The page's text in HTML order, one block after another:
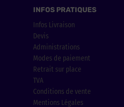
INFOS PRATIQUES
Infos Livraison
Devis
Administrations
Modes de paiement
Retrait sur place
TVA
Conditions de vente
Mentions Légales